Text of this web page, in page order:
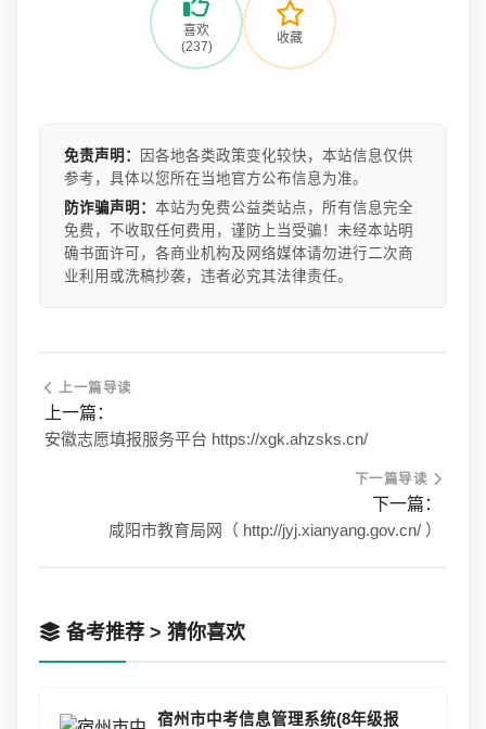
喜欢
(237)
收藏
免责声明：
因各地各类政策变化较快，本站信息仅供
参考，具体以您所在当地官方公布信息为准。
防诈骗声明： 本站为免费公益类站点，所有信息完全
免费，不收取任何费用，谨防上当受骗！未经本站明
确书面许可，各商业机构及网络媒体请勿进行二次商
业利用或洗稿抄袭，违者必究其法律责任。
上一篇导读
上一篇：
安徽志愿填报服务平台 https://xgk.ahzsks.cn/
下一篇导读
下一篇：
咸阳市教育局网（ http://jyj.xianyang.gov.cn/ ）
备考推荐 > 猜你喜欢
宿州市中考信息管理系统(8年级报